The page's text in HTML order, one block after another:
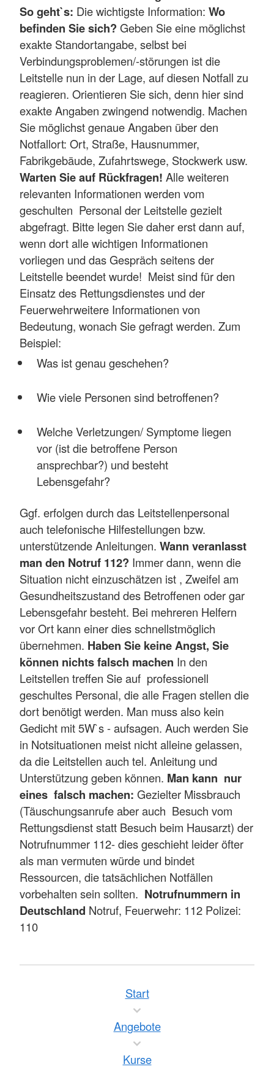
So geht`s: Die wichtigste Information: Wo
befinden Sie sich?Geben Sie eine möglichst
exakte Standortangabe, selbst bei
Verbindungsproblemen/-störungen ist die
Leitstelle nun in der Lage, auf diesen Notfall zu
reagieren. Orientieren Sie sich, denn hier sind
exakte Angaben zwingend notwendig. Machen
Sie möglichst genaue Angaben über den
Notfallort: Ort, Straße, Hausnummer,
Fabrikgebäude, Zufahrtswege, Stockwerk usw.
Warten Sie auf Rückfragen! Alle weiteren
relevanten Informationen werden vom
geschulten Personal der Leitstelle gezielt
abgefragt. Bitte legen Sie daher erst dann auf,
wenn dort alle wichtigen Informationen
vorliegen und das Gespräch seitens der
Leitstelle beendet wurde! Meist sind für den
Einsatz des Rettungsdienstes und der
Feuerwehrweitere Informationen von
Bedeutung, wonach Sie gefragt werden. Zum
Beispiel:
Was ist genau geschehen?
Wie viele Personen sind betroffenen?
Welche Verletzungen/ Symptome liegen
vor (ist die betroffene Person
ansprechbar?) und besteht
Lebensgefahr?
Ggf. erfolgen durch das Leitstellenpersonal
auch telefonische Hilfestellungen bzw.
unterstützende Anleitungen. Wann veranlasst
man den Notruf 112? Immer dann, wenn die
Situation nicht einzuschätzen ist , Zweifel am
Gesundheitszustand des Betroffenen oder gar
Lebensgefahr besteht. Bei mehreren Helfern
vor Ort kann einer dies schnellstmöglich
übernehmen. Haben Sie keine Angst, Sie
können nichts falsch machen In den
Leitstellen treffen Sie auf professionell
geschultes Personal, die alle Fragen stellen die
dort benötigt werden. Man muss also kein
Gedicht mit 5W`s - aufsagen. Auch werden Sie
in Notsituationen meist nicht alleine gelassen,
da die Leitstellen auch tel. Anleitung und
Unterstützung geben können. Man kann nur
eines falsch machen: Gezielter Missbrauch
(Täuschungsanrufe aber auch Besuch vom
Rettungsdienst statt Besuch beim Hausarzt) der
Notrufnummer 112- dies geschieht leider öfter
als man vermuten würde und bindet
Ressourcen, die tatsächlichen Notfällen
vorbehalten sein sollten. Notrufnummern in
Deutschland Notruf, Feuerwehr: 112 Polizei:
110
Start
Angebote
Kurse